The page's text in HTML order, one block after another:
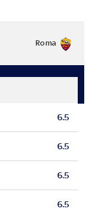
Roma
6.5
6.5
6.5
6.5